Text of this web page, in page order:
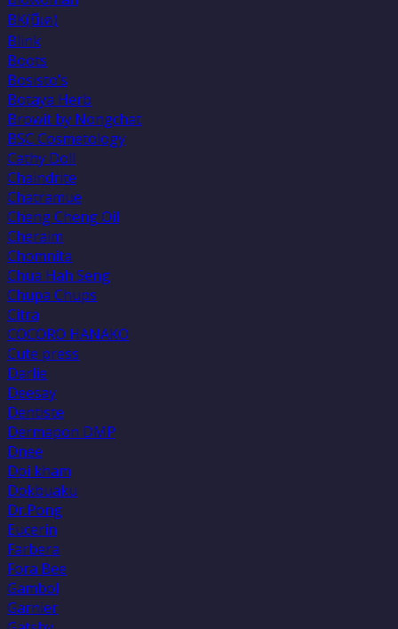
BK(บีเค)
Blink
Boots
Bosisto’s
Botaya Herb
Browit by Nongchat
BSC Cosmetology
Cathy Doll
Chaindrite
Chatramue
Cheng Cheng Oil
Cheraim
Chomnita
Chua Hah Seng
Chupa Chups
Citra
COCORO HANAKO
Cute press
Darlie
Deesay
Dentiste
Dermapon DMP
Dnee
Doi kham
Dokbuaku
Dr.Pong
Eucerin
Farbera
Fora Bee
Gambol
Garnier